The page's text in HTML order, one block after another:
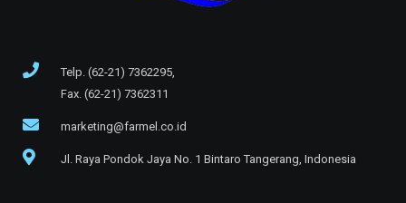
Telp. (62-21) 7362295,
Fax. (62-21) 7362311
marketing@farmel.co.id
Jl. Raya Pondok Jaya No. 1 Bintaro Tangerang, Indonesia